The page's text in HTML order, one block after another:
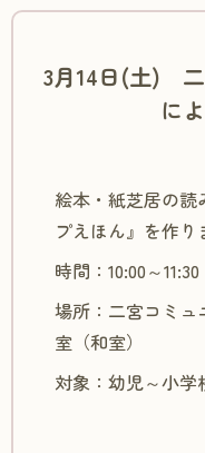
3月14日(土)
に
絵本・紙芝居の読
プえほん』を作
時間：10:00～11:30
場所：二宮コミュ
室（和室）
対象：幼児～小学